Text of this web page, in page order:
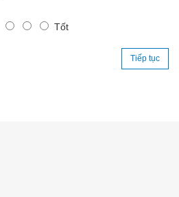
Tốt
Tiếp tục